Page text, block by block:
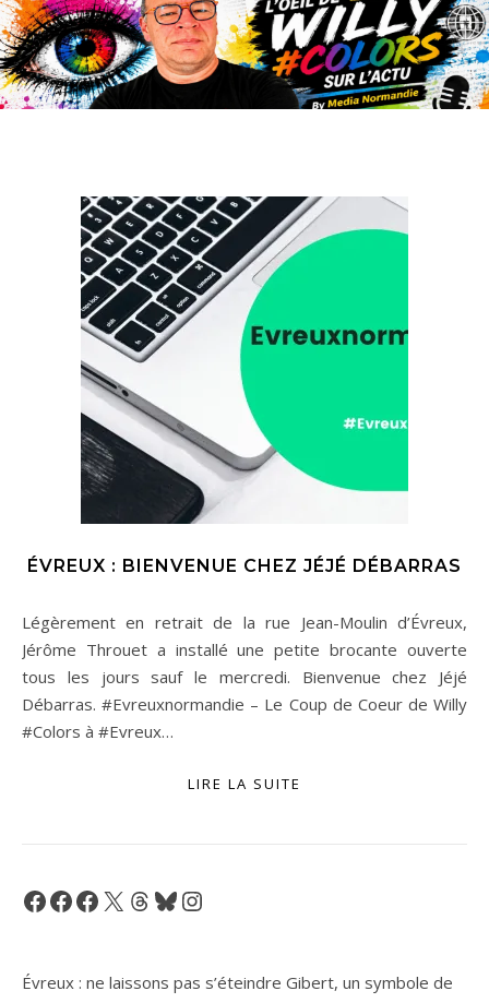
ÉVREUX : BIENVENUE CHEZ JÉJÉ DÉBARRAS
Légèrement en retrait de la rue Jean-Moulin d’Évreux,
Jérôme Throuet a installé une petite brocante ouverte
tous les jours sauf le mercredi. Bienvenue chez Jéjé
Débarras. #Evreuxnormandie – Le Coup de Coeur de Willy
#Colors à #Evreux…
LIRE LA SUITE
Facebook
Facebook
Facebook
X Threads
BlueskyInstagram
Évreux : ne laissons pas s’éteindre Gibert, un symbole de